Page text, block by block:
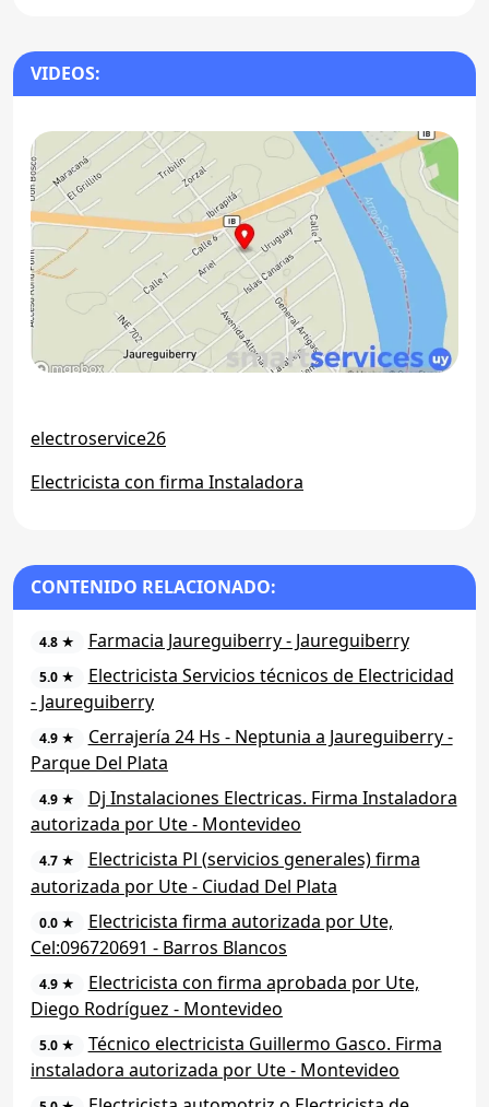
VIDEOS:
electroservice26
Electricista con firma Instaladora
CONTENIDO RELACIONADO:
4.8 ★ Farmacia Jaureguiberry - Jaureguiberry
5.0 ★
Electricista Servicios técnicos de Electricidad
- Jaureguiberry
4.9 ★
Cerrajería 24 Hs - Neptunia a Jaureguiberry -
Parque Del Plata
4.9 ★
Dj Instalaciones Electricas. Firma Instaladora
autorizada por Ute - Montevideo
4.7 ★
Electricista Pl (servicios generales) firma
autorizada por Ute - Ciudad Del Plata
0.0 ★
Electricista firma autorizada por Ute,
Cel:096720691 - Barros Blancos
4.9 ★
Electricista con firma aprobada por Ute,
Diego Rodríguez - Montevideo
5.0 ★
Técnico electricista Guillermo Gasco. Firma
instaladora autorizada por Ute - Montevideo